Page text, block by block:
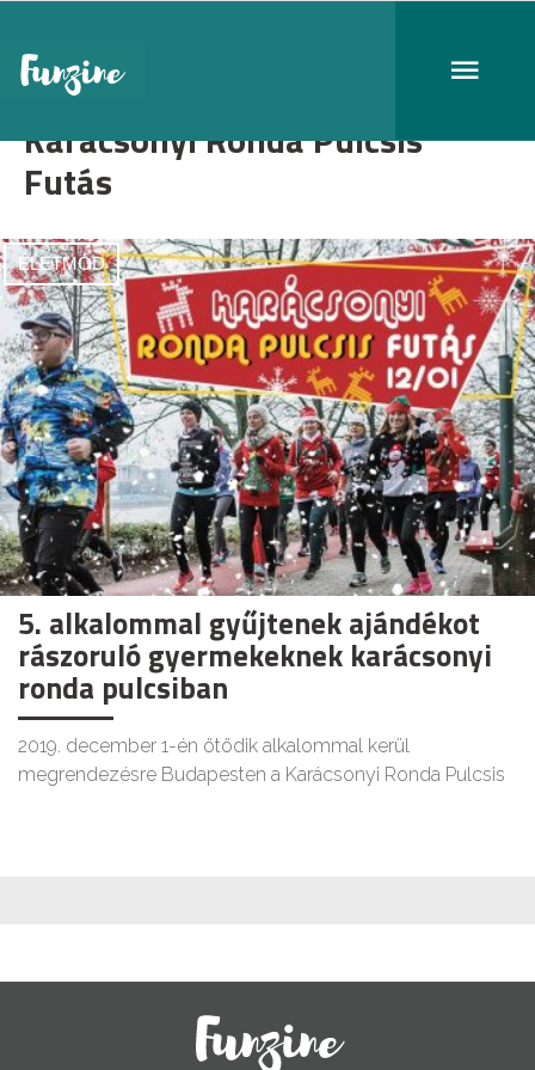
Karácsonyi Ronda Pulcsis
Futás
ÉLETMÓD
5. alkalommal gyűjtenek ajándékot
rászoruló gyermekeknek karácsonyi
ronda pulcsiban
2019. december 1-én ötödik alkalommal kerül
megrendezésre Budapesten a Karácsonyi Ronda Pulcsis